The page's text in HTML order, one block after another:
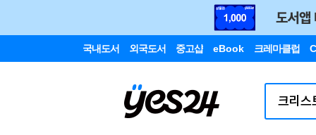
국내도서 외국도서 중고샵 eBook 크레마클럽